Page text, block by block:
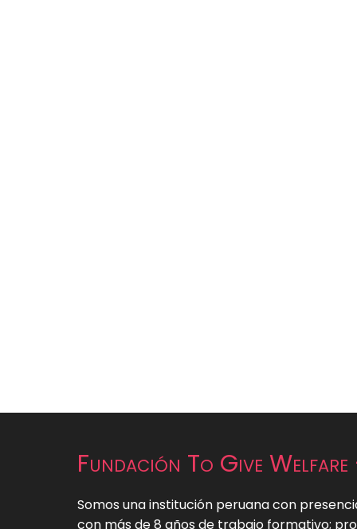
Fundación To Give
Somos una institución peruana con
con más de 8 años de trabajo formativo;